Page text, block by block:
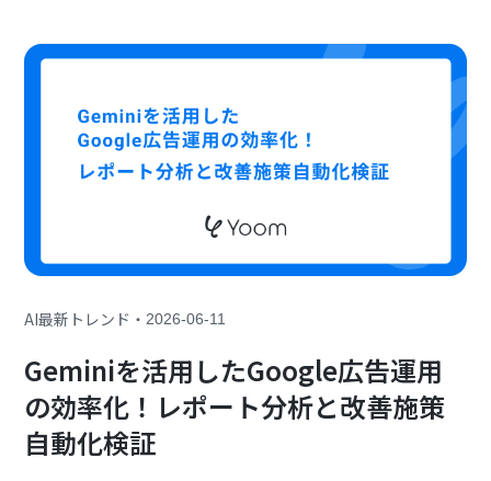
AI最新トレンド ・2026-06-11
Geminiを活用したGoogle広告運用
の効率化！レポート分析と改善施策
自動化検証